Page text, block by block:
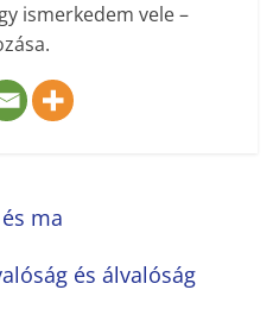
ismerkedem vele –
ma
és álvalóság